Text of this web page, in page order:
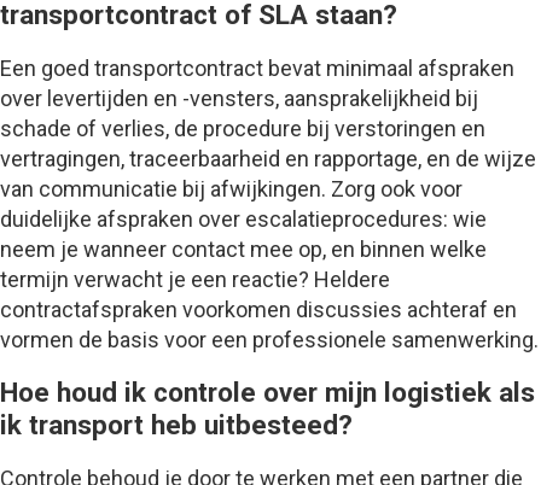
transportcontract of SLA staan?
Een goed transportcontract bevat minimaal afspraken
over levertijden en -vensters, aansprakelijkheid bij
schade of verlies, de procedure bij verstoringen en
vertragingen, traceerbaarheid en rapportage, en de wijze
van communicatie bij afwijkingen. Zorg ook voor
duidelijke afspraken over escalatieprocedures: wie
neem je wanneer contact mee op, en binnen welke
termijn verwacht je een reactie? Heldere
contractafspraken voorkomen discussies achteraf en
vormen de basis voor een professionele samenwerking.
Hoe houd ik controle over mijn logistiek als
ik transport heb uitbesteed?
Controle behoud je door te werken met een partner die